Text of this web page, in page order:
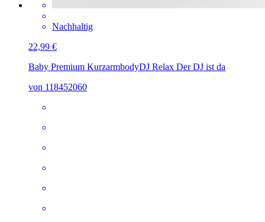
Nachhaltig
22,99 €
Baby Premium KurzarmbodyDJ Relax Der DJ ist da
von 118452060